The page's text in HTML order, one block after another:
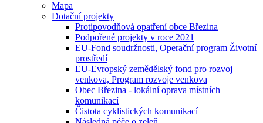
Mapa
Dotační projekty
Protipovodňová opatření obce Březina
Podpořené projekty v roce 2021
EU-Fond soudržnosti, Operační program Životní
prostředí
EU-Evropský zemědělský fond pro rozvoj
venkova, Program rozvoje venkova
Obec Březina - lokální oprava místních
komunikací
Čistota cyklistických komunikací